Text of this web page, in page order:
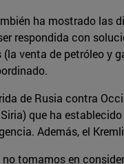
ha mostrado las
respondida con
venta de petróleo y
de Rusia contra
que ha
Además, el
tomamos en